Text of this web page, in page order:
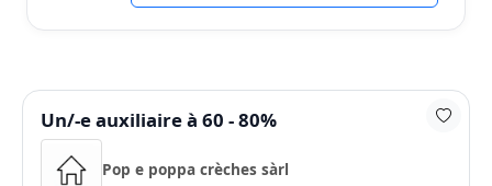
Un/-e auxiliaire à 60 - 80%
Pop e poppa crèches sàrl